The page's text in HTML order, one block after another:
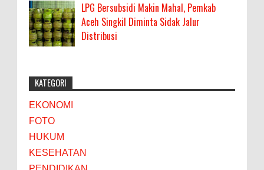
LPG Bersubsidi Makin Mahal, Pemkab
Aceh Singkil Diminta Sidak Jalur
Distribusi
KATEGORI
EKONOMI
FOTO
HUKUM
KESEHATAN